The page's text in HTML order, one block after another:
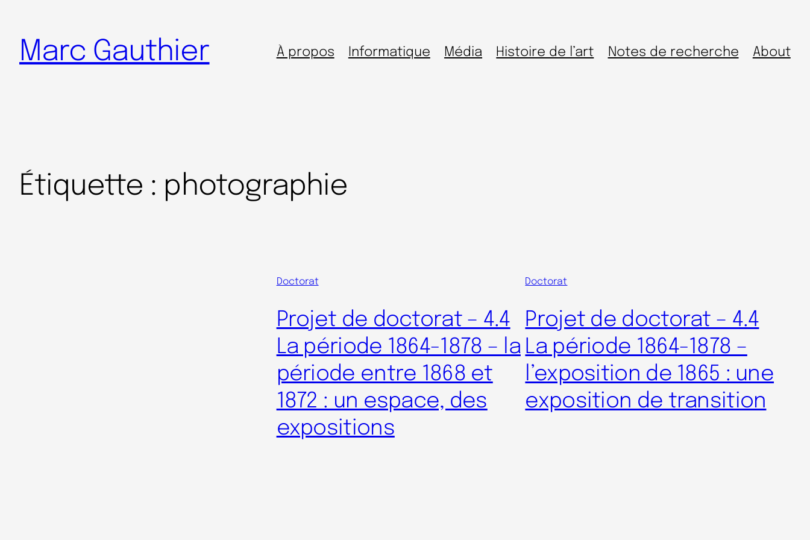
Marc Gauthier À propos Informatique Média Histoire de l’art Notes de recherche About
Étiquette : photographie
Doctorat
Projet de doctorat – 4.4
La période 1864-1878 – la
période entre 1868 et
1872 : un espace, des
expositions
Doctorat
Projet de doctorat – 4.4
La période 1864-1878 –
l’exposition de 1865 : une
exposition de transition